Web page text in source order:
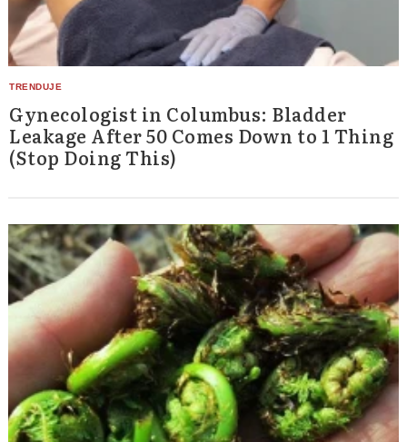
Gynecologist in Columbus: Bladder
Leakage After 50 Comes Down to 1 Thing
(Stop Doing This)